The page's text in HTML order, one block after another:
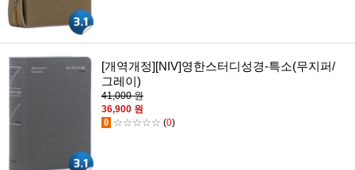
[개역개정][NIV]영한스터디성경-특소(무지퍼/
그레이)
41,000 원
36,900 원
0 ☆☆☆☆☆ (0)